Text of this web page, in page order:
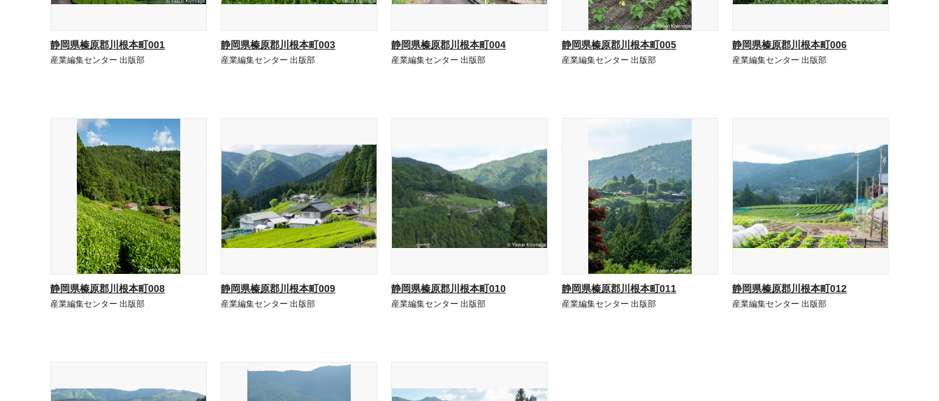
静岡県榛原郡川根本町001
産業編集センター 出版部
静岡県榛原郡川根本町003
産業編集センター 出版部
静岡県榛原郡川根本町004
産業編集センター 出版部
静岡県榛原郡川根本町005
産業編集センター 出版部
静岡県榛原郡川根本町006
産業編集センター 出版部
静岡県榛原郡川根本町008
産業編集センター 出版部
静岡県榛原郡川根本町009
産業編集センター 出版部
静岡県榛原郡川根本町010
産業編集センター 出版部
静岡県榛原郡川根本町011
産業編集センター 出版部
静岡県榛原郡川根本町012
産業編集センター 出版部